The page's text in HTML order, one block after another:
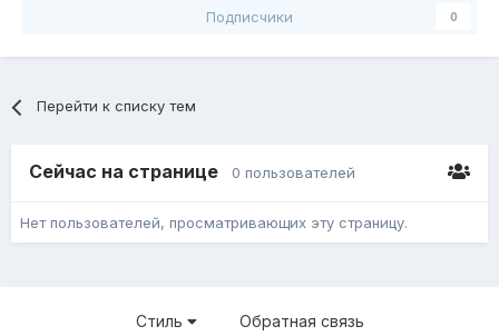
Подписчики 0
Перейти к списку тем
Сейчас на странице 0 пользователей
Нет пользователей, просматривающих эту страницу.
Стиль Обратная связь